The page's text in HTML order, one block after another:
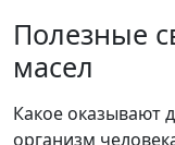
Полезные
масел
Какое оказывают
организм